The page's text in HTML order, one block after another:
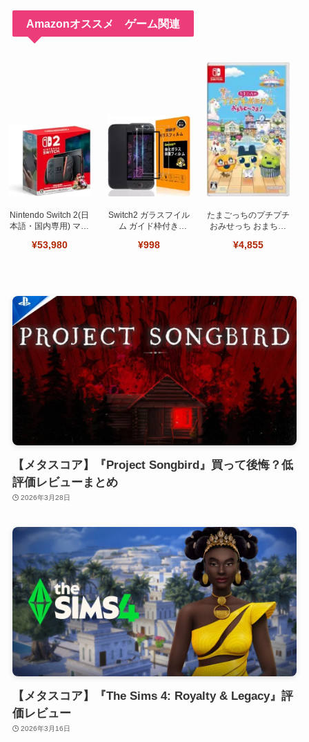
Amazonオススメ ゲーム関連
Nintendo Switch 2(日
本語・国内専用) マリ
ット
¥53,980
Switch2 ガラスフイル
ム ガイド枠付き
ット 日本旭硝子製-高
¥998
たまごっちのプチプチ
おみせっち おまちど
¥4,855
【メタスコア】『Project Songbird』買って後悔？低
評価レビューまとめ
2026年3月28日
【メタスコア】『The Sims 4: Royalty & Legacy』評
価レビュー
2026年3月16日